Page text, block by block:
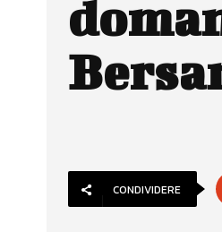
CONDIVIDERE